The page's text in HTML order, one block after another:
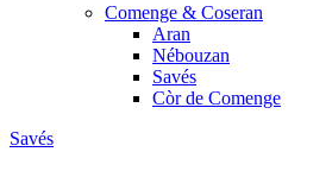
Comenge & Coseran
Aran
Nébouzan
Savés
Còr de Comenge
Savés